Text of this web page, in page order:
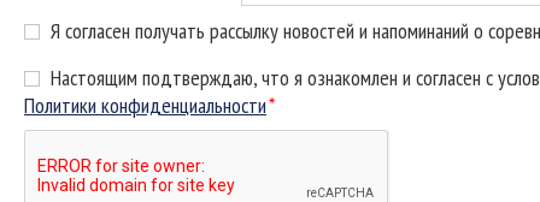
Я согласен получать рассылку новостей и напоминаний о
Настоящим подтверждаю, что я ознакомлен и согласен с
Политики конфиденциальности*